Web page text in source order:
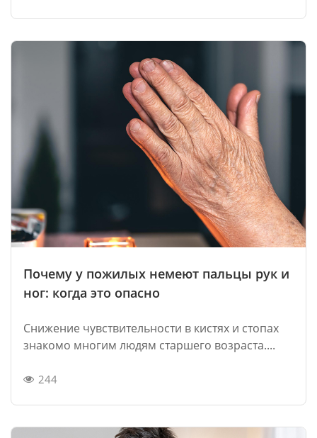
Почему у пожилых немеют пальцы рук и
ног: когда это опасно
Снижение чувствительности в кистях и стопах
знакомо многим людям старшего возраста....
244